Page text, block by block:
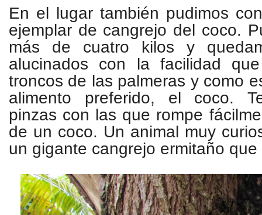
En el lugar también pudimos
ejemplar de cangrejo del coco.
más de cuatro kilos y
alucinados con la facilidad
troncos de las palmeras y como
alimento preferido, el coco.
pinzas con las que rompe
de un coco. Un animal muy
un gigante cangrejo ermitaño